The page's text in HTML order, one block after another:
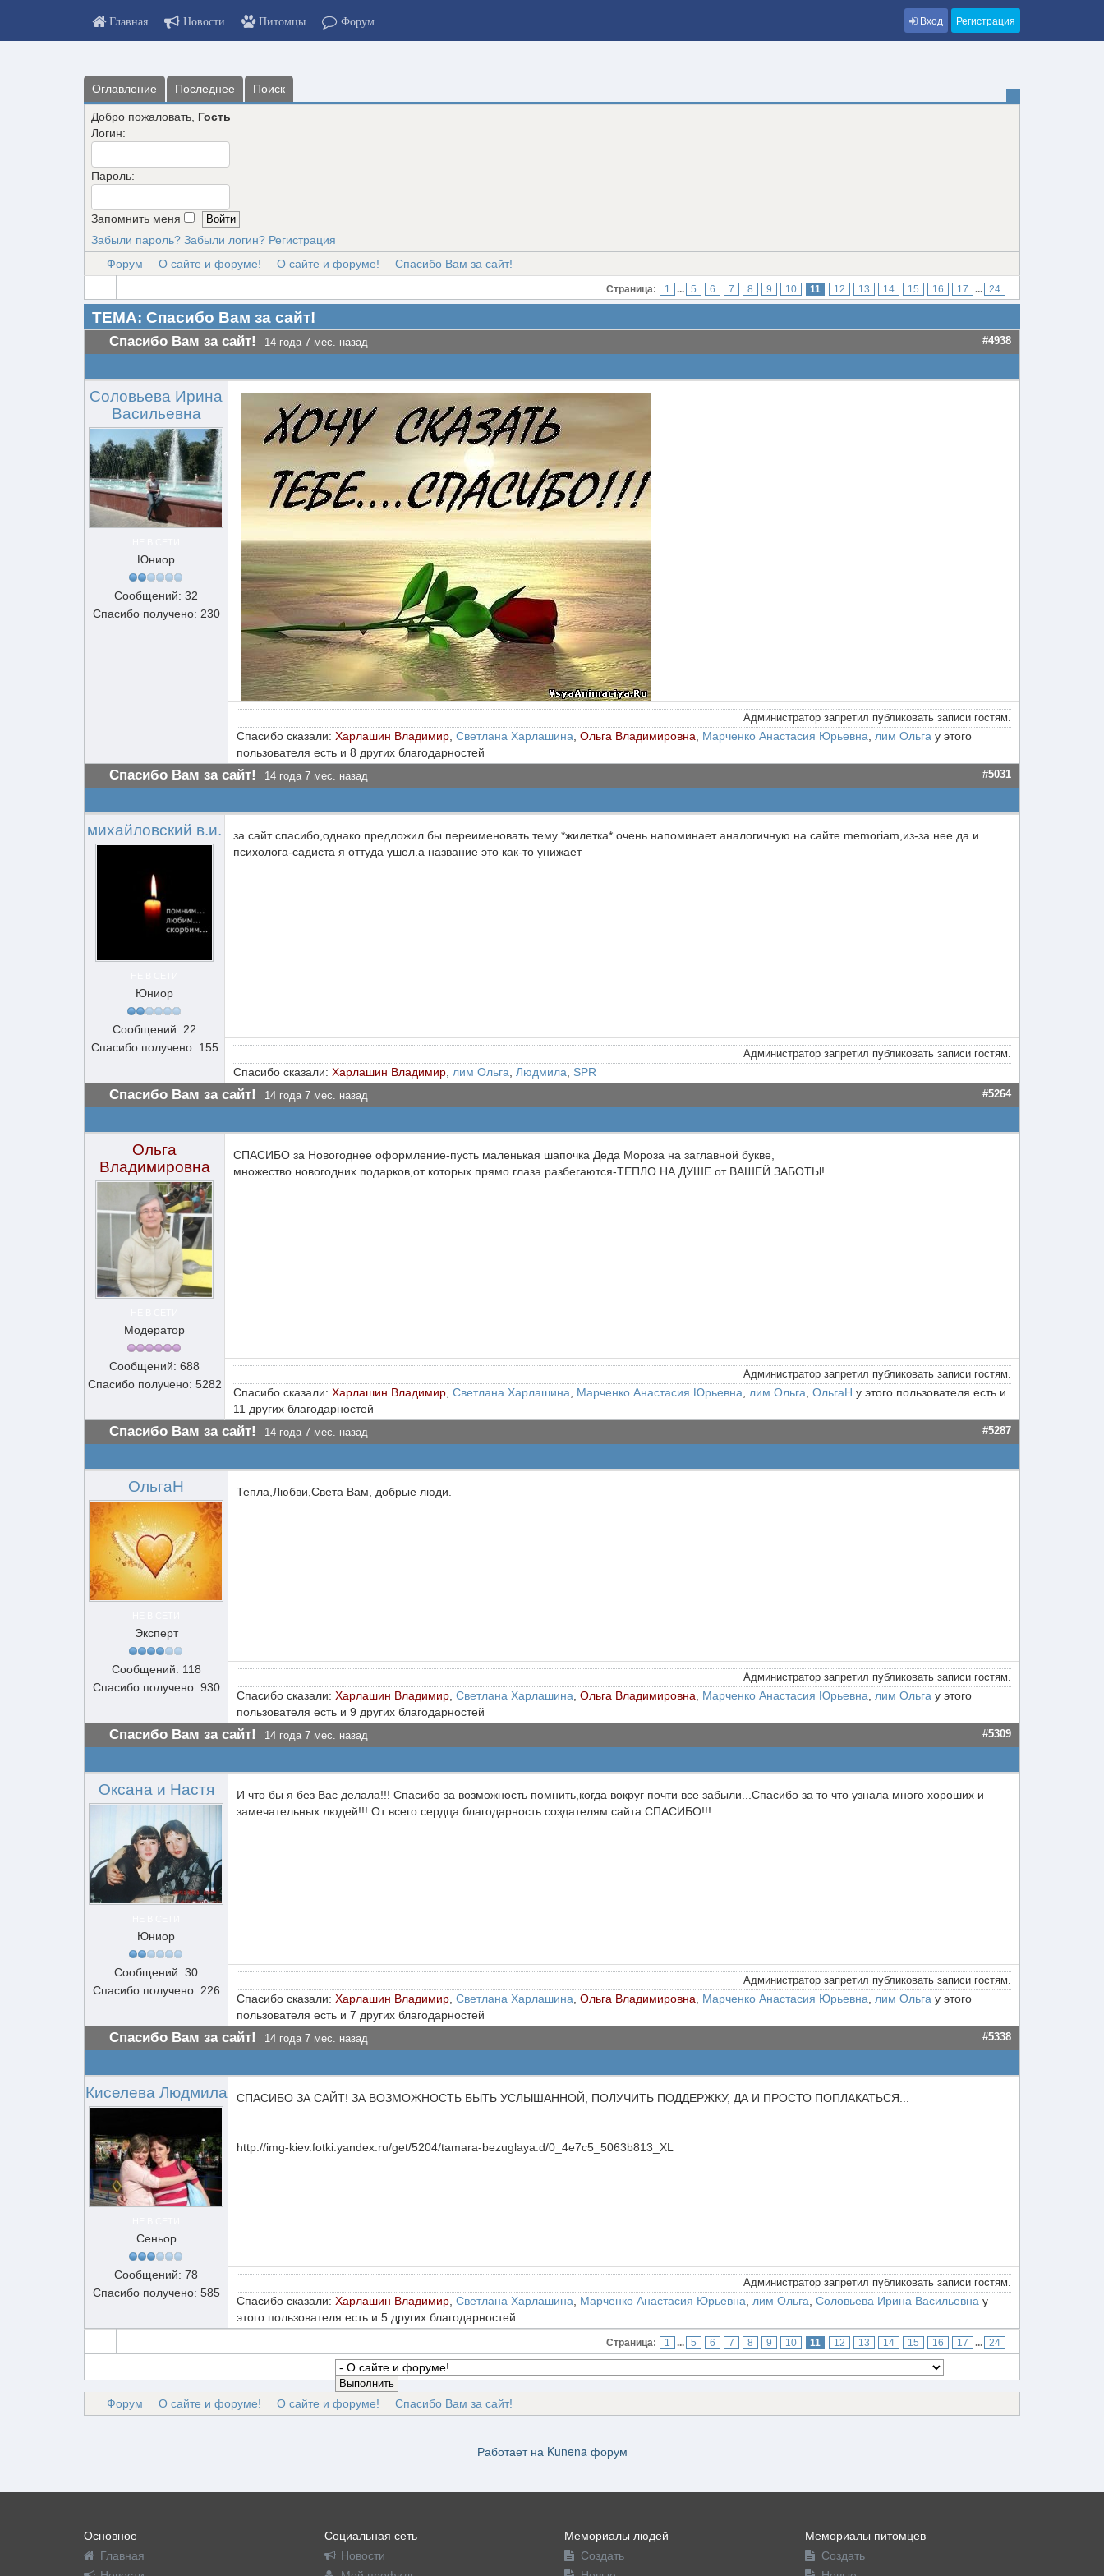
Главная Новости Питомцы Форум Вход Регистрация
Оглавление Последнее Поиск
Добро пожаловать, Гость
Логин:
Пароль:
Запомнить меня
Забыли пароль? Забыли логин? Регистрация
Форум
О сайте и форуме! О сайте и форуме! Спасибо Вам за сайт!
Страница: 1 ... 5 6 7 8 9 10 11 12 13 14 15 16 17 ... 24
ТЕМА: Спасибо Вам за сайт!
Спасибо Вам за сайт! 14 года 7 мес. назад #4938
Соловьева Ирина
Васильевна
Юниор
Сообщений: 32
Спасибо получено: 230
Администратор запретил публиковать записи гостям.
Спасибо сказали: Харлашин Владимир Светлана Харлашина Ольга Владимировна Марченко Анастасия Юрьевна лим Ольга у этого
пользователя есть и 8 других благодарностей
Спасибо Вам за сайт! 14 года 7 мес. назад #5031
михайловский в.и.
Юниор
Сообщений: 22
Спасибо получено: 155
за сайт спасибо,однако предложил бы переименовать тему *жилетка*.очень напоминает аналогичную на сайте memoriam,из-за нее да и
психолога-садиста я оттуда ушел.а название это как-то унижает
Администратор запретил публиковать записи гостям.
Спасибо сказали: Харлашин Владимир лим Ольга Людмила SPR
Спасибо Вам за сайт! 14 года 7 мес. назад #5264
Ольга
Владимировна
Модератор
Сообщений: 688
Спасибо получено: 5282
СПАСИБО за Новогоднее оформление-пусть маленькая шапочка Деда Мороза на заглавной букве,
множество новогодних подарков,от которых прямо глаза разбегаются-ТЕПЛО НА ДУШЕ от ВАШЕЙ ЗАБОТЫ!
Администратор запретил публиковать записи гостям.
Спасибо сказали: Харлашин Владимир Светлана Харлашина Марченко Анастасия Юрьевна лим Ольга ОльгаН у этого пользователя есть и
11 других благодарностей
Спасибо Вам за сайт! 14 года 7 мес. назад #5287
ОльгаН
Эксперт
Сообщений: 118
Спасибо получено: 930
Тепла,Любви,Света Вам, добрые люди.
Администратор запретил публиковать записи гостям.
Спасибо сказали: Харлашин Владимир Светлана Харлашина Ольга Владимировна Марченко Анастасия Юрьевна лим Ольга у этого
пользователя есть и 9 других благодарностей
Спасибо Вам за сайт! 14 года 7 мес. назад #5309
Оксана и Настя
Юниор
Сообщений: 30
Спасибо получено: 226
И что бы я без Вас делала!!! Спасибо за возможность помнить,когда вокруг почти все забыли...Спасибо за то что узнала много хороших и
замечательных людей!!! От всего сердца благодарность создателям сайта СПАСИБО!!!
Администратор запретил публиковать записи гостям.
Спасибо сказали: Харлашин Владимир Светлана Харлашина Ольга Владимировна Марченко Анастасия Юрьевна лим Ольга у этого
пользователя есть и 7 других благодарностей
Спасибо Вам за сайт! 14 года 7 мес. назад #5338
Киселева Людмила
Сеньор
Сообщений: 78
Спасибо получено: 585
СПАСИБО ЗА САЙТ! ЗА ВОЗМОЖНОСТЬ БЫТЬ УСЛЫШАННОЙ, ПОЛУЧИТЬ ПОДДЕРЖКУ, ДА И ПРОСТО ПОПЛАКАТЬСЯ...
http://img-kiev.fotki.yandex.ru/get/5204/tamara-bezuglaya.d/0_4e7c5_5063b813_XL
Администратор запретил публиковать записи гостям.
Спасибо сказали: Харлашин Владимир Светлана Харлашина Марченко Анастасия Юрьевна лим Ольга Соловьева Ирина Васильевна у
этого пользователя есть и 5 других благодарностей
Страница: 1 ... 5 6 7 8 9 10 11 12 13 14 15 16 17 ... 24
Форум О сайте и форуме! О сайте и форуме! Спасибо Вам за сайт!
Работает на Kunena форум
Основное
Главная
Социальная сеть
Новости
Мемориалы людей
Создать
Мемориалы питомцев
Создать